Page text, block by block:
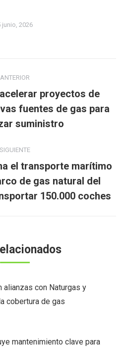
junio, 2026
ANTERIOR
Publicación
anterior:
proyectos de
fuentes de gas para
suministro
SIGUIENTE
Publicación
siguiente:
el transporte marítimo
de gas natural del
150.000 coches
alianzas con Naturgas y
cobertura de gas
mantenimiento clave para